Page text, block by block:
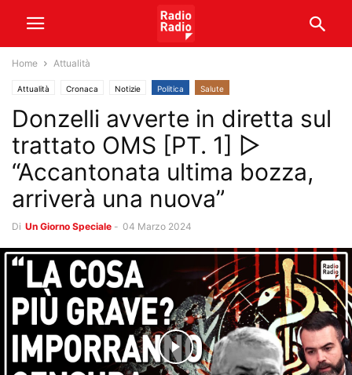
Home Attualità
Attualità Cronaca Notizie Politica Salute
Donzelli avverte in diretta sul
trattato OMS [PT. 1] ▷
“Accantonata ultima bozza,
arriverà una nuova”
Di Un Giorno Speciale - 04 Marzo 2024